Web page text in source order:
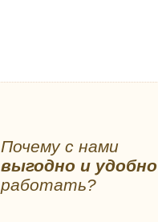
Алое Вера
Водонепроницаемые/
Аквастоп
Почему с нами
выгодно и удобно
работать?